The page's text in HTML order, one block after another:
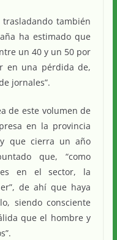
también
ha estimado que
un 40 y un 50 por
en una pérdida de,
jornales”.
de este volumen de
en la provincia
que cierra un año
que, “como
en el sector, la
de ahí que haya
siendo consciente
que el hombre y